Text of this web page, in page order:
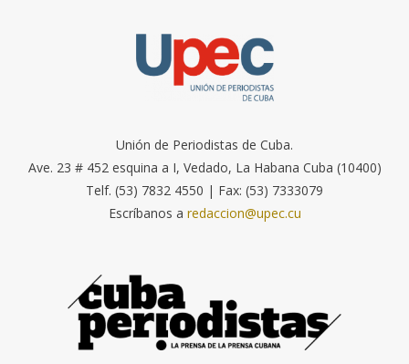
Unión de Periodistas de Cuba.
Ave. 23 # 452 esquina a I, Vedado, La Habana Cuba (10400)
Telf. (53) 7832 4550 | Fax: (53) 7333079
Escríbanos a redaccion@upec.cu